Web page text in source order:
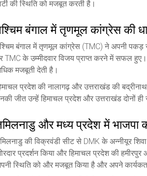
की स्थिति को मजबूत करती है।
बंगाल में तृणमूल कांग्रेस की
बंगाल में तृणमूल कांग्रेस (TMC) ने अपनी पकड़
TMC के उम्मीदवार विजय प्राप्त करने में सफल
मजबूती देती है।
प्रदेश की नालागढ़ और उत्तराखंड की
जीत उन्हें हिमाचल प्रदेश और उत्तराखंड दोनों ही
और मध्य प्रदेश में भाजपा
की विक्रवंडी सीट से DMK के अन्नीयूर शिवा
प्रदर्शन किया और हिमाचल प्रदेश की
स्थिति को और मजबूत किया है और अपने